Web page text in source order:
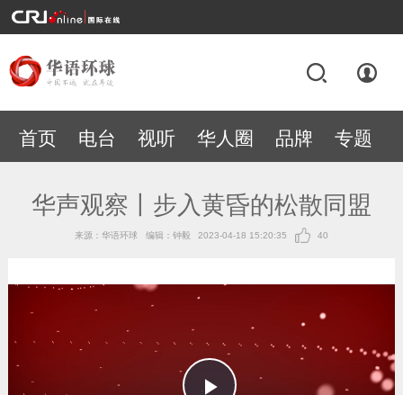
首页 电台 视听 华人圈 品牌 专题
华声观察丨步入黄昏的松散同盟
来源：华语环球 编辑：钟毅 2023-04-18 15:20:35 40